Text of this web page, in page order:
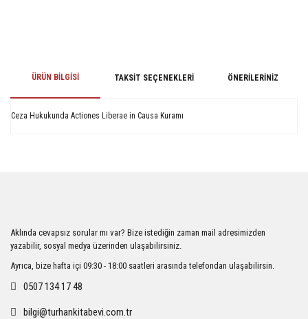
ÜRÜN BILGISI TAKSIT SEÇENEKLERI ÖNERILERINIZ
Ceza Hukukunda Actiones Liberae in Causa Kuramı
Ürün açıklamasında eksik bilgiler bulunuyor.
Ürün bilgilerinde hatalar bulunuyor.
Ürün fiyatı diğer sitelerden daha pahalı.
Aklında cevapsız sorular mı var? Bize istediğin zaman mail adresimizden
yazabilir, sosyal medya üzerinden ulaşabilirsiniz.
Ayrıca, bize hafta içi 09:30 - 18:00 saatleri arasında telefondan ulaşabilirsin.
0507 134 17 48
bilgi@turhankitabevi.com.tr